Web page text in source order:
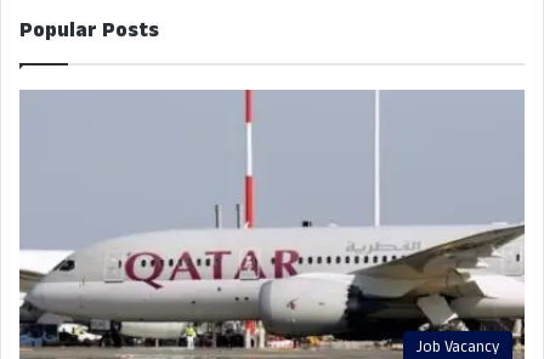
Popular Posts
Job Vacancy